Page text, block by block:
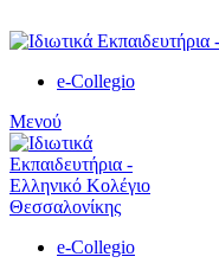
e-Collegio
Μενού
e-Collegio